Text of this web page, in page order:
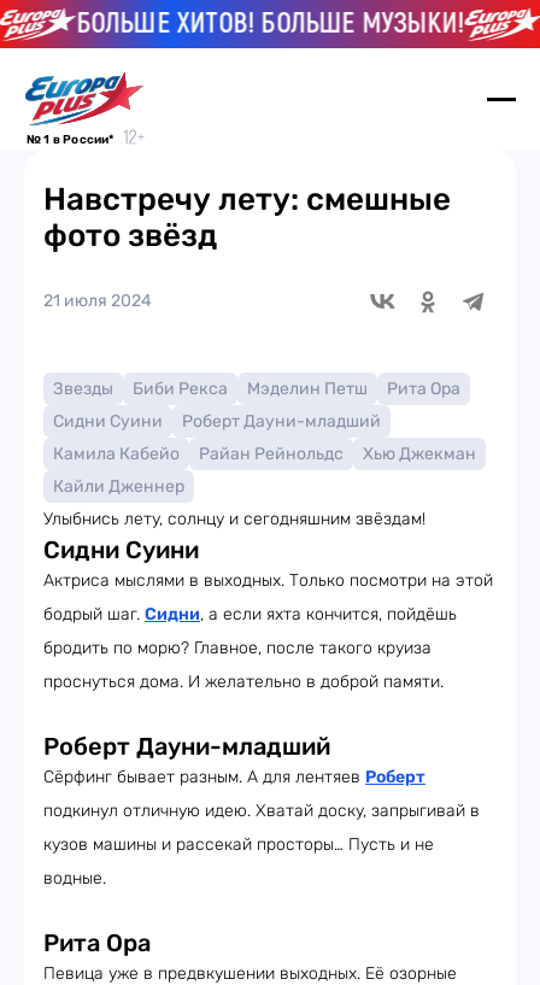
БОЛЬШЕ ХИТОВ! БОЛЬШЕ МУЗЫКИ!
№ 1 в России*
Навстречу лету: смешные
фото звёзд
21 июля 2024
Звезды Биби Рекса Мэделин Петш
Рита Ора
Сидни Суини
Роберт Дауни-младший
Камила Кабейо
Райан Рейнольдс
Хью Джекман
Кайли Дженнер
Улыбнись лету, солнцу и сегодняшним звёздам!
Сидни Суини
Актриса мыслями в выходных. Только посмотри на этой
бодрый шаг. Сидни, а если яхта кончится, пойдёшь
бродить по морю? Главное, после такого круиза
проснуться дома. И желательно в доброй памяти.
Роберт Дауни-младший
Сёрфинг бывает разным. А для лентяев Роберт
подкинул отличную идею. Хватай доску, запрыгивай в
кузов машины и рассекай просторы… Пусть и не
водные.
Рита Ора
Певица уже в предвкушении выходных. Её озорные